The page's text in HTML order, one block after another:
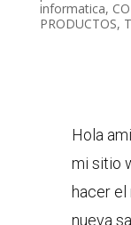
informatica,
PRODUCTOS,
Hola
mi sitio
hacer el
nueva